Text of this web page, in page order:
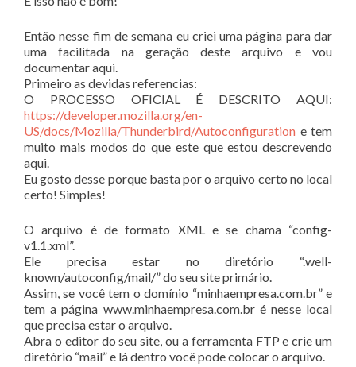
Então nesse fim de semana eu criei uma página para dar
uma facilitada na geração deste arquivo e vou
documentar aqui.
Primeiro as devidas referencias:
O PROCESSO OFICIAL É DESCRITO AQUI:
https://developer.mozilla.org/en-
US/docs/Mozilla/Thunderbird/Autoconfiguration e tem
muito mais modos do que este que estou descrevendo
aqui.
Eu gosto desse porque basta por o arquivo certo no local
certo! Simples!
O arquivo é de formato XML e se chama “config-
v1.1.xml”.
Ele precisa estar no diretório “.well-
known/autoconfig/mail/” do seu site primário.
Assim, se você tem o domínio “minhaempresa.com.br” e
tem a página www.minhaempresa.com.br é nesse local
que precisa estar o arquivo.
Abra o editor do seu site, ou a ferramenta FTP e crie um
diretório “mail” e lá dentro você pode colocar o arquivo.